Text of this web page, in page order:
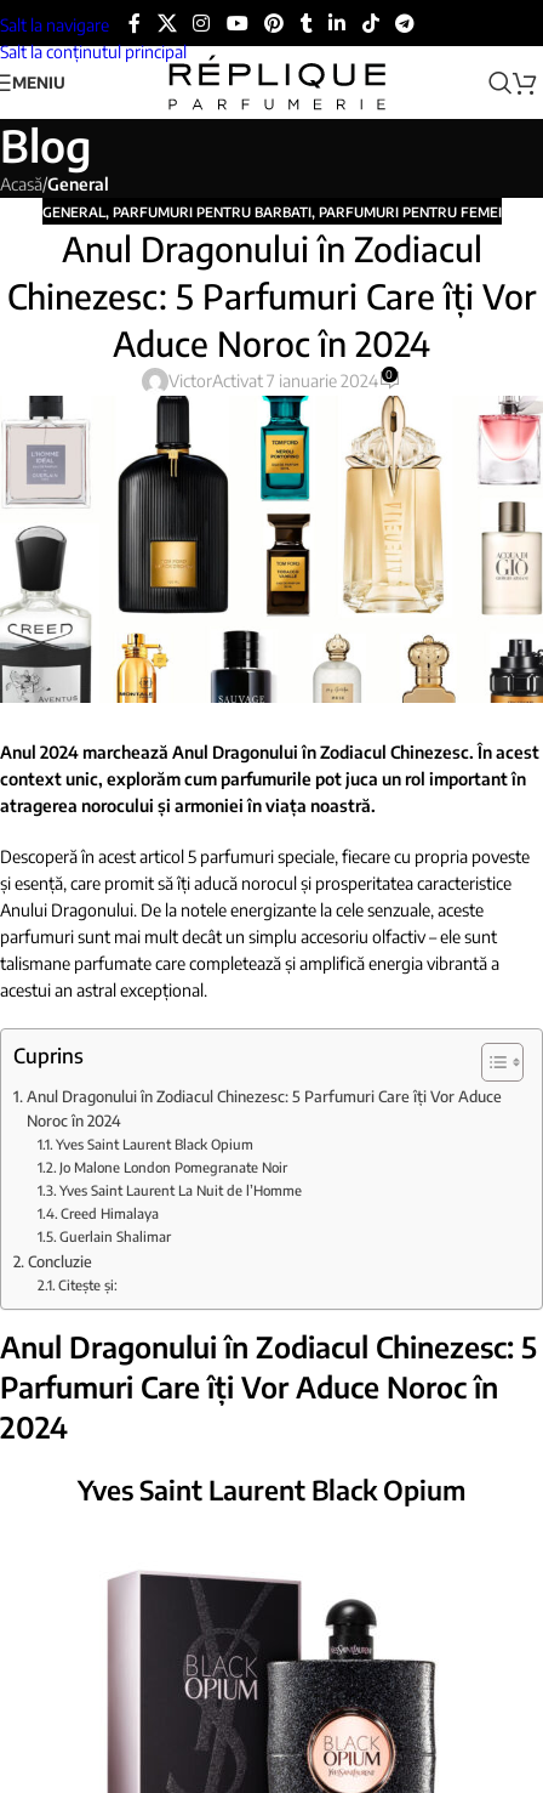
Salt la navigare
Salt la conținutul principal
MENIU
Blog
Acasă/General
GENERAL, PARFUMURI PENTRU BARBATI, PARFUMURI PENTRU FEMEI
Anul Dragonului în Zodiacul
Chinezesc: 5 Parfumuri Care îți Vor
Aduce Noroc în 2024
VictorActivat 7 ianuarie 2024 0
Anul 2024 marchează Anul Dragonului în Zodiacul Chinezesc. În acest
context unic, explorăm cum parfumurile pot juca un rol important în
atragerea norocului și armoniei în viața noastră.
Descoperă în acest articol 5 parfumuri speciale, fiecare cu propria poveste
și esență, care promit să îți aducă norocul și prosperitatea caracteristice
Anului Dragonului. De la notele energizante la cele senzuale, aceste
parfumuri sunt mai mult decât un simplu accesoriu olfactiv – ele sunt
talismane parfumate care completează și amplifică energia vibrantă a
acestui an astral excepțional.
Cuprins
Anul Dragonului în Zodiacul Chinezesc: 5 Parfumuri Care îți Vor Aduce
Noroc în 2024
Yves Saint Laurent Black Opium
Jo Malone London Pomegranate Noir
Yves Saint Laurent La Nuit de l’Homme
Creed Himalaya
Guerlain Shalimar
Concluzie
Citește și:
Anul Dragonului în Zodiacul Chinezesc: 5
Parfumuri Care îți Vor Aduce Noroc în
2024
Yves Saint Laurent Black Opium